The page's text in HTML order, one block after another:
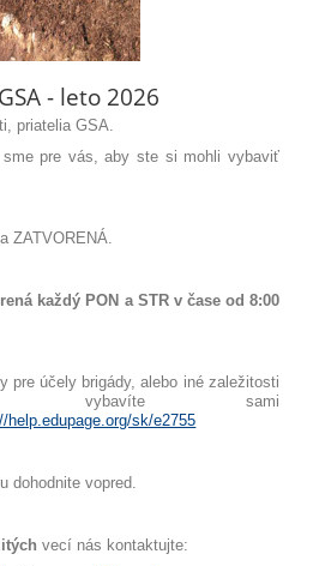
- leto 2026
priatelia GSA.
sme pre vás, aby ste si mohli vybaviť
ZATVORENÁ.
každý PON a STR v čase od 8:00
pre účely brigády, alebo iné zaležitosti
vybavíte sami
help.edupage.org/sk/e2755
dohodnite vopred.
vecí nás kontaktujte: